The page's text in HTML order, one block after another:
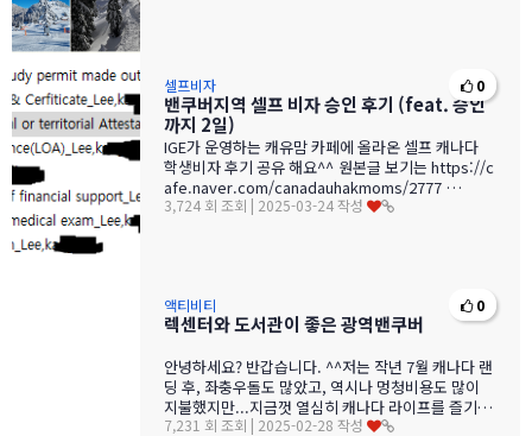
셀프비자
밴쿠버지역 셀프 비자 승인 후기 (feat. 승인
까지 2일)
IGE가 운영하는 캐유맘 카페에 올라온 셀프 캐나다
학생비자 후기 공유 해요^^ 원본글 보기는 https://c
afe.naver.com/canadauhakmoms/2777 …
3,724 회 조회 | 2025-03-24 작성
0
액티비티
렉센터와 도서관이 좋은 광역밴쿠버
안녕하세요? 반갑습니다. ^^저는 작년 7월 캐나다 랜
딩 후, 좌충우돌도 많았고, 역시나 멍청비용도 많이
지불했지만...지금껏 열심히 캐나다 라이프를 즐기고
있습니다.학기 시작 한…
7,231 회 조회 | 2025-02-28 작성
0